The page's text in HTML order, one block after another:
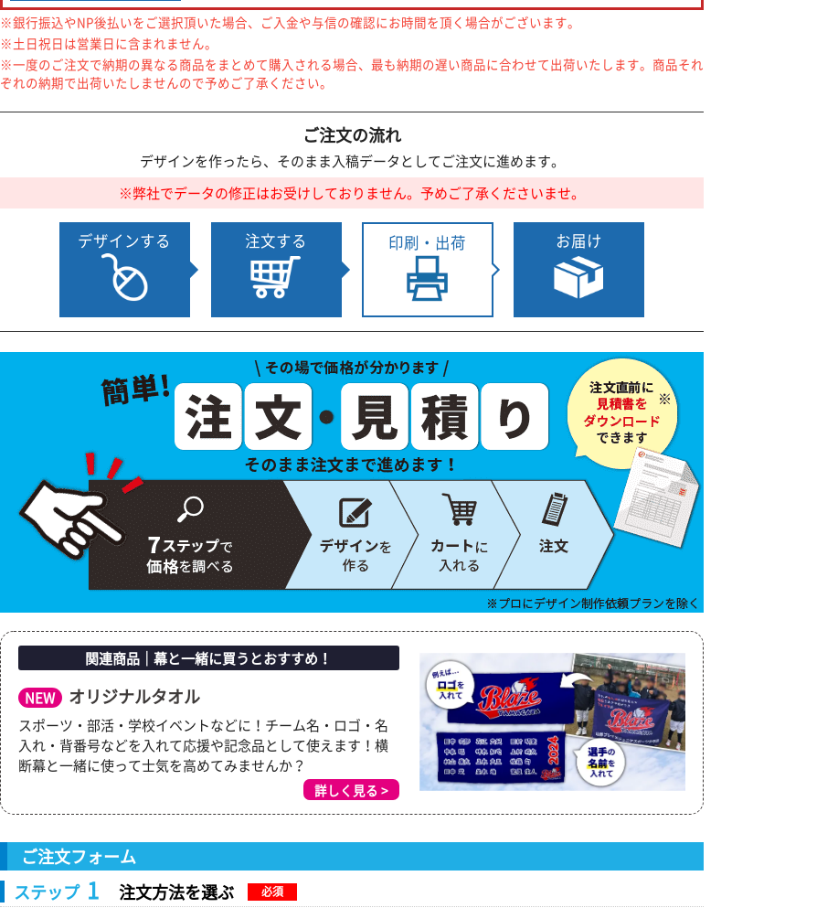
※銀行振込やNP後払いをご選択頂いた場合、ご入金や与信の確認にお時間を頂く場合がございます。
※土日祝日は営業日に含まれません。
※一度のご注文で納期の異なる商品をまとめて購入される場合、最も納期の遅い商品に合わせて出荷いたします。商品それ
ぞれの納期で出荷いたしませんので予めご了承ください。
ご注文の流れ
デザインを作ったら、そのまま入稿データとしてご注文に進めます。
※弊社でデータの修正はお受けしておりません。予めご了承くださいませ。
デザインする 注文する 印刷・出荷 お届け
関連商品｜幕と一緒に買うとおすすめ！
NEW
オリジナルタオル
スポーツ・部活・学校イベントなどに！チーム名・ロゴ・名
入れ・背番号などを入れて応援や記念品として使えます！横
断幕と一緒に使って士気を高めてみませんか？
詳しく見る >
ご注文フォーム
ステップ 1 注文方法を選ぶ 必須